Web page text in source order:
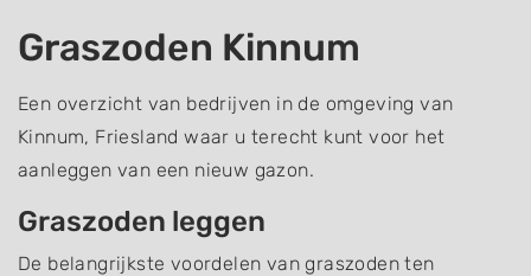
Graszoden Kinnum
Een overzicht van bedrijven in de omgeving van
Kinnum, Friesland waar u terecht kunt voor het
aanleggen van een nieuw gazon.
Graszoden leggen
De belangrijkste voordelen van graszoden ten